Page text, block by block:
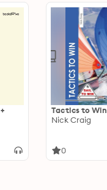
Tactics to Win
Nick Craig
0